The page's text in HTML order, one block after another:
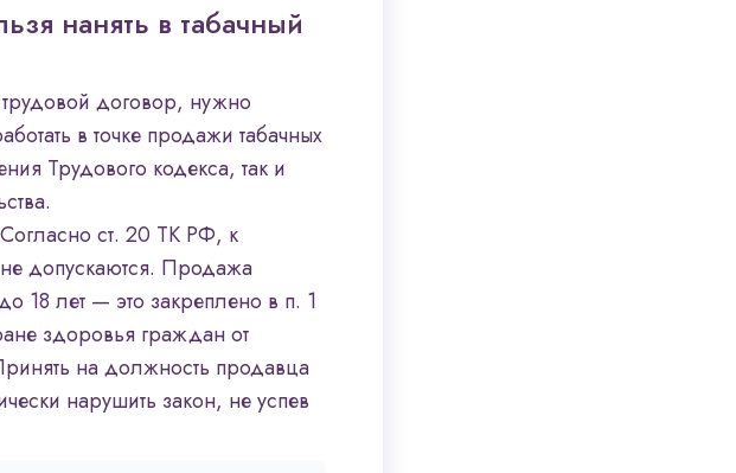
нанять в табачный
договор, нужно
в точке продажи табачных
Трудового кодекса, так и
Согласно ст. 20 ТК РФ, к
допускаются. Продажа
18 лет — это закреплено в п. 1
здоровья граждан от
на должность продавца
нарушить закон, не успев